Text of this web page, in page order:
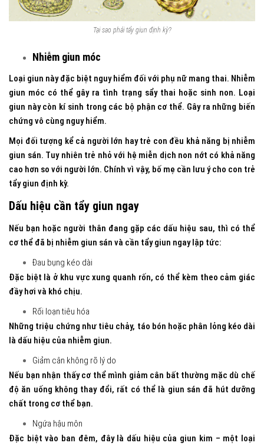
Tại sao phải tẩy giun định kỳ?
Nhiễm giun móc
Loại giun này đặc biệt nguy hiểm đối với phụ nữ mang thai. Nhiễm
giun móc có thể gây ra tình trạng sẩy thai hoặc sinh non. Loại
giun này còn kí sinh trong các bộ phận cơ thể. Gây ra những biến
chứng vô cùng nguy hiểm.
Mọi đối tượng kể cả người lớn hay trẻ con đều khả năng bị nhiễm
giun sán. Tuy nhiên trẻ nhỏ với hệ miễn dịch non nớt có khả năng
cao hơn so với người lớn. Chính vì vậy, bố mẹ cần lưu ý cho con trẻ
tẩy giun định kỳ.
Dấu hiệu cần tẩy giun ngay
Nếu bạn hoặc người thân đang gặp các dấu hiệu sau, thì có thể
cơ thể đã bị nhiễm giun sán và cần tẩy giun ngay lập tức:
Đau bụng kéo dài
Đặc biệt là ở khu vực xung quanh rốn, có thể kèm theo cảm giác
đầy hơi và khó chịu.
Rối loạn tiêu hóa
Những triệu chứng như tiêu chảy, táo bón hoặc phân lỏng kéo dài
là dấu hiệu của nhiễm giun.
Giảm cân không rõ lý do
Nếu bạn nhận thấy cơ thể mình giảm cân bất thường mặc dù chế
độ ăn uống không thay đổi, rất có thể là giun sán đã hút dưỡng
chất trong cơ thể bạn.
Ngứa hậu môn
Đặc biệt vào ban đêm, đây là dấu hiệu của giun kim – một loại